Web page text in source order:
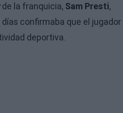
de la franquicia, Sam Presti,
confirmaba que el jugador
deportiva.